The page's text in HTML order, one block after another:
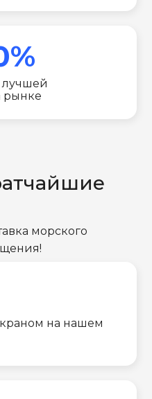
лучшей
рынке
морского
краном на нашем